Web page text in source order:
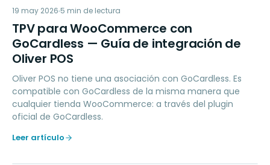
TP
PAYMENTS
19 may 2026 5 min de lectura
TPV para WooCommerce con
GoCardless — Guía de integración de
Oliver POS
Oliver POS no tiene una asociación con GoCardless. Es
compatible con GoCardless de la misma manera que
cualquier tienda WooCommerce: a través del plugin
oficial de GoCardless.
Leer artículo